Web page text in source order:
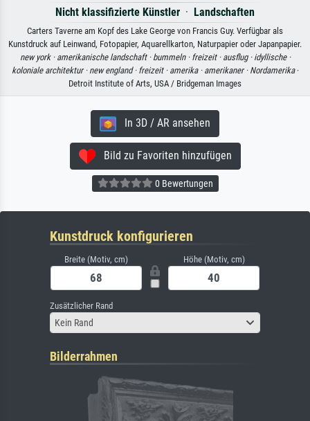
Nicht klassifizierte Künstler · Landschaften
Carters Taverne am Kopf des Lake George von Francis Guy. Verfügbar als
Kunstdruck auf Leinwand, Fotopapier, Aquarellkarton, Naturpapier oder Japanpapier.
new york · amerikanische landschaft · bummeln · freizeit · ausflug · idyllische ·
koloniale architektur · new england · freizeit · amerika · amerikaner · Nordamerika·
Detroit Institute of Arts, USA / Bridgeman Images
In 3D / AR ansehen
Bild zu Favoriten hinzufügen
0 Bewertungen
Kunstdruck konfigurieren
Breite (Motiv, cm) Höhe (Motiv, cm)
Zusätzlicher Rand
Kein Rand
Bilderrahmen